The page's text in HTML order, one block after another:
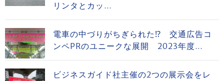
リンタとカッ...
電車の中づりがちぎられた⁉ 交通広告コ
ンペPRのユニークな展開 2023年度...
ビジネスガイド社主催の2つの展示会をレ